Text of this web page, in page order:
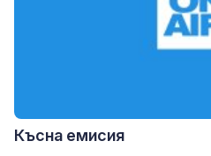
Късна емисия